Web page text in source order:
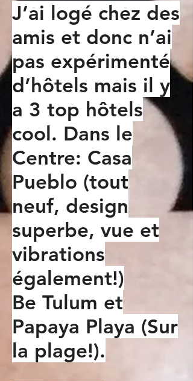
J’ai logé chez des
amis et donc n’ai
pas expérimenté
d’hôtels mais il y
a 3 top hôtels
cool. Dans le
Centre: Casa
Pueblo (tout
neuf, design
superbe, vue et
vibrations
également!)
Be Tulum et
Papaya Playa (Sur
la plage!).